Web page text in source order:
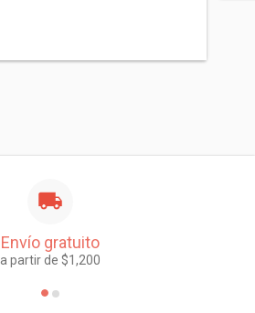
Envío gratuito
a partir de $1,200